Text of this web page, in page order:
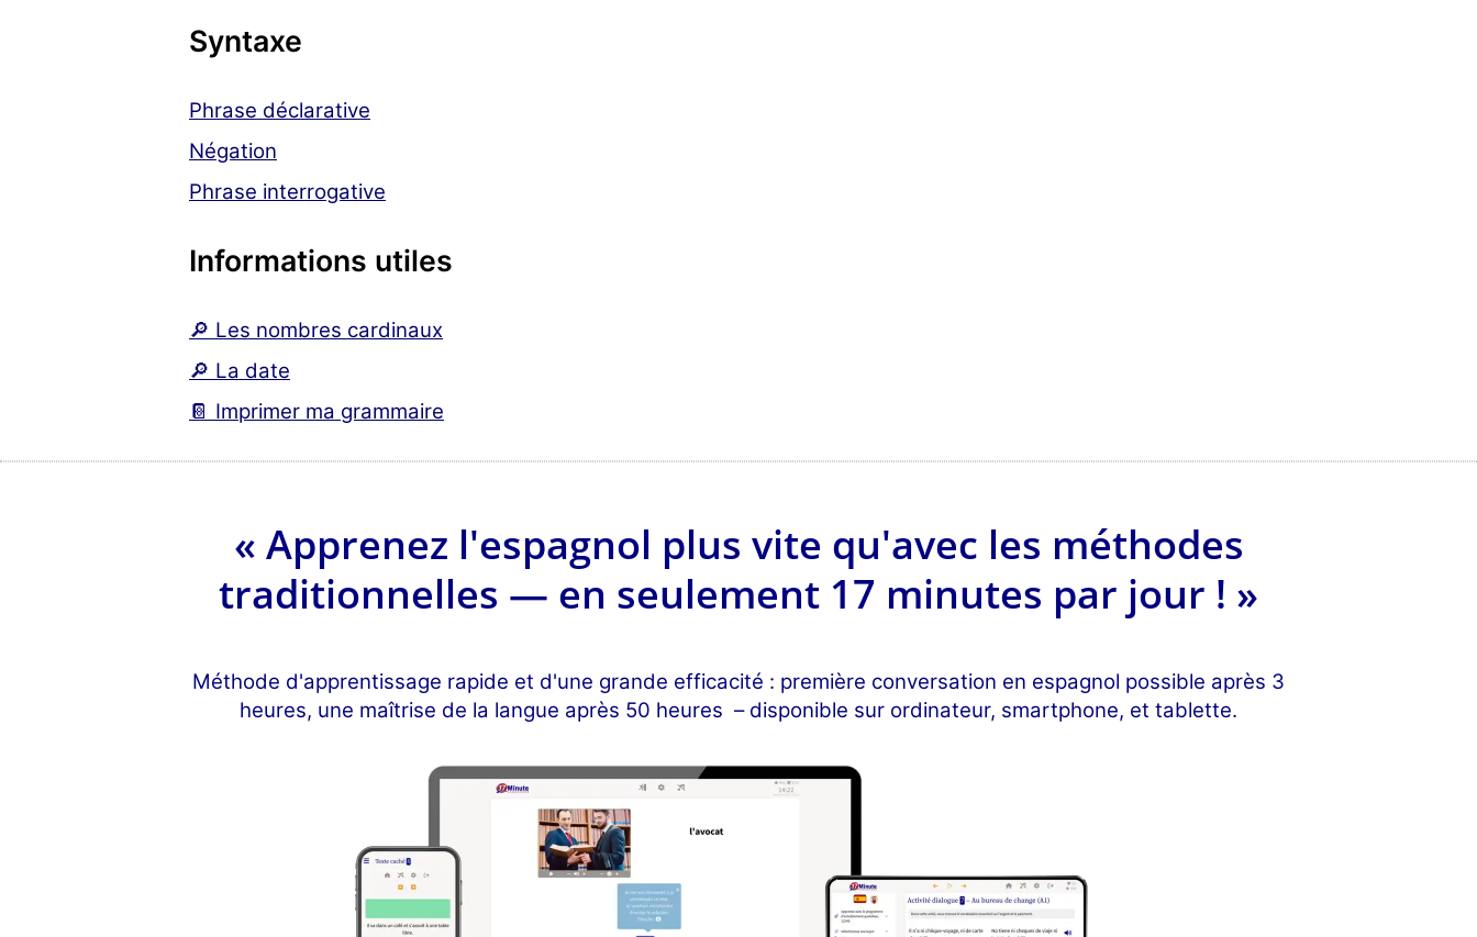
Syntaxe
Phrase déclarative
Négation
Phrase interrogative
Informations utiles
🔎 Les nombres cardinaux
🔎 La date
📔 Imprimer ma grammaire
« Apprenez l'espagnol plus vite qu'avec les méthodes
traditionnelles — en seulement 17 minutes par jour ! »
Méthode d'apprentissage rapide et d'une grande efficacité : première conversation en espagnol possible après 3
heures, une maîtrise de la langue après 50 heures – disponible sur ordinateur, smartphone, et tablette.